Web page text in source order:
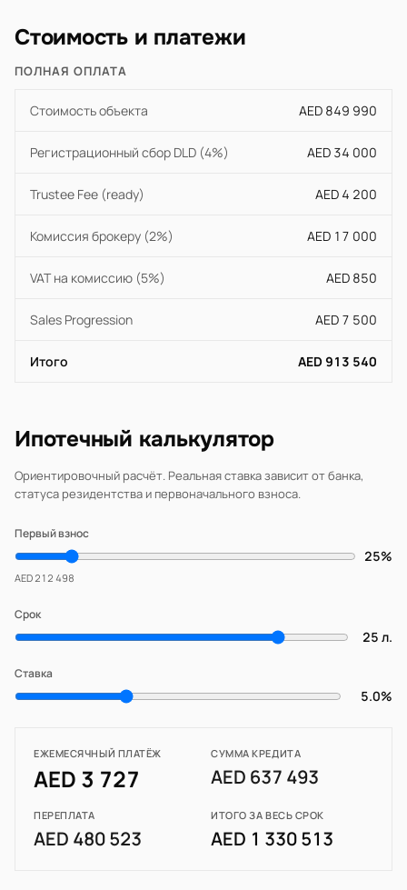
Стоимость и платежи
ПОЛНАЯ ОПЛАТА
Стоимость объекта AED 849 990
Регистрационный сбор DLD (4%) AED 34 000
Trustee Fee (ready) AED 4 200
Комиссия брокеру (2%) AED 17 000
VAT на комиссию (5%) AED 850
Sales Progression AED 7 500
Итого AED 913 540
Ипотечный калькулятор
Ориентировочный расчёт. Реальная ставка зависит от банка,
статуса резидентства и первоначального взноса.
Первый взнос
25%
AED 212 498
Срок
25 л.
Ставка
5.0%
ЕЖЕМЕСЯЧНЫЙ ПЛАТЁЖ
AED 3 727
СУММА КРЕДИТА
AED 637 493
ПЕРЕПЛАТА
AED 480 523
ИТОГО ЗА ВЕСЬ СРОК
AED 1 330 513